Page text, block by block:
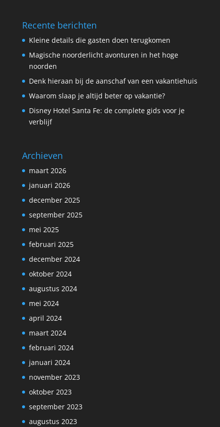
Recente berichten
Kleine details die gasten doen terugkomen
Magische noorderlicht avonturen in het hoge
noorden
Denk hieraan bij de aanschaf van een vakantiehuis
Waarom slaap je altijd beter op vakantie?
Disney Hotel Santa Fe: de complete gids voor je
verblijf
Archieven
maart 2026
januari 2026
december 2025
september 2025
mei 2025
februari 2025
december 2024
oktober 2024
augustus 2024
mei 2024
april 2024
maart 2024
februari 2024
januari 2024
november 2023
oktober 2023
september 2023
augustus 2023